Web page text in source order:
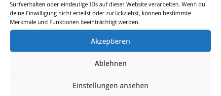
Surfverhalten oder eindeutige IDs auf dieser Website verarbeiten. Wenn du
deine Einwilligung nicht erteilst oder zurückziehst, können bestimmte
Merkmale und Funktionen beeinträchtigt werden.
Akzeptieren
Ablehnen
Einstellungen ansehen
Telefon 030 / 35 10 22 70
info@altstadtmanagement-spandau.de
www.altstadtmanagement-spandau.de